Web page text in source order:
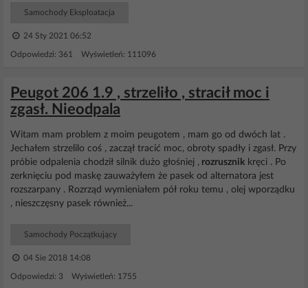
Samochody Eksploatacja
24 Sty 2021 06:52
Odpowiedzi: 361 Wyświetleń: 111096
Peugot 206 1.9 , strzeliło , stracił moc i
zgasł. Nieodpala
Witam mam problem z moim peugotem , mam go od dwóch lat .
Jechałem strzelilo coś , zaczął tracić moc, obroty spadły i zgasł. Przy
próbie odpalenia chodził silnik dużo głośniej , rozrusznik kręci . Po
zerknięciu pod maskę zauważyłem że pasek od alternatora jest
rozszarpany . Rozrząd wymieniałem pół roku temu , olej wporządku
, nieszczęsny pasek również...
Samochody Początkujący
04 Sie 2018 14:08
Odpowiedzi: 3 Wyświetleń: 1755